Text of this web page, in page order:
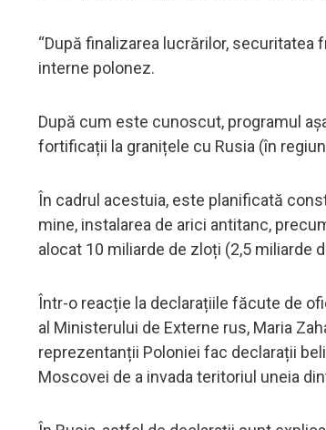
“După finalizarea lucrărilor,
interne polonez.
După cum este cunoscut, programul
fortificații la granițele cu Rusia (în
În cadrul acestuia, este planificată
mine, instalarea de arici antitanc,
alocat 10 miliarde de zloți (2,5 miliarde
Într-o reacție la declarațiile făcute de
al Ministerului de Externe rus, Maria
reprezentanții Poloniei fac declarații
Moscovei de a invada teritoriul uneia